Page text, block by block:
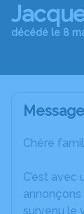
décédé le 8
Chère
C’est
survenu le